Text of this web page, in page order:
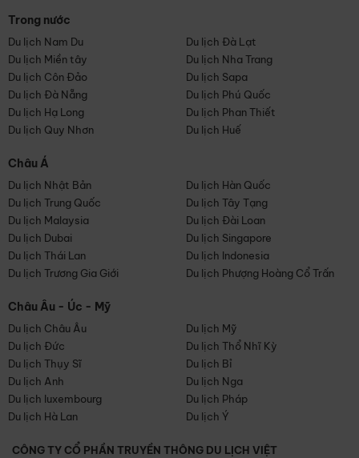
Trong nước
Du lịch Nam Du
Du lịch Đà Lạt
Du lịch Miền tây
Du lịch Nha Trang
Du lịch Côn Đảo
Du lịch Sapa
Du lịch Đà Nẵng
Du lịch Phú Quốc
Du lịch Hạ Long
Du lịch Phan Thiết
Du lịch Quy Nhơn
Du lịch Huế
Châu Á
Du lịch Nhật Bản
Du lịch Hàn Quốc
Du lịch Trung Quốc
Du lịch Tây Tạng
Du lịch Malaysia
Du lịch Đài Loan
Du lịch Dubai
Du lịch Singapore
Du lịch Thái Lan
Du lịch Indonesia
Du lịch Trương Gia Giới
Du lịch Phượng Hoàng Cổ Trấn
Châu Âu - Úc - Mỹ
Du lịch Châu Âu
Du lịch Mỹ
Du lịch Đức
Du lịch Thổ Nhĩ Kỳ
Du lịch Thụy Sĩ
Du lịch Bỉ
Du lịch Anh
Du lịch Nga
Du lịch luxembourg
Du lịch Pháp
Du lịch Hà Lan
Du lịch Ý
CÔNG TY CỔ PHẦN TRUYỀN THÔNG DU LỊCH VIỆT